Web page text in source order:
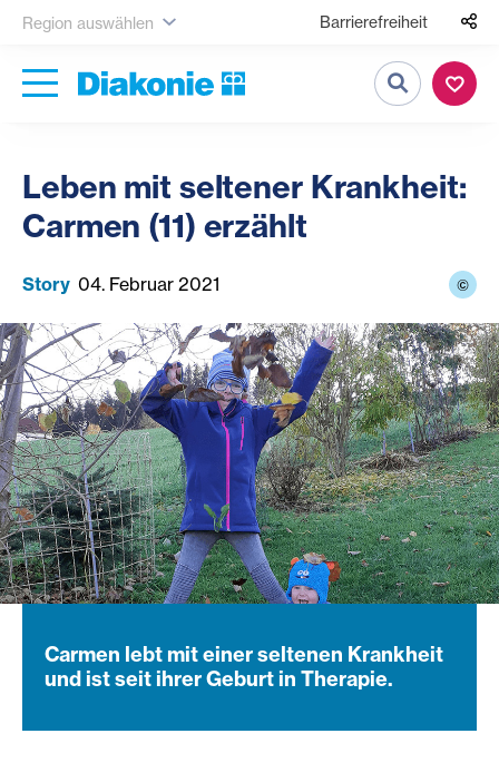
Region auswählen Barrierefreiheit
Suche
Leben mit seltener Krankheit:
Carmen (11) erzählt
Story 04. Februar 2021 ©
Carmen lebt mit einer seltenen Krankheit
und ist seit ihrer Geburt in Therapie.